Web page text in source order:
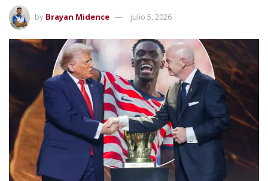
by Brayan Midence julio 5, 2026